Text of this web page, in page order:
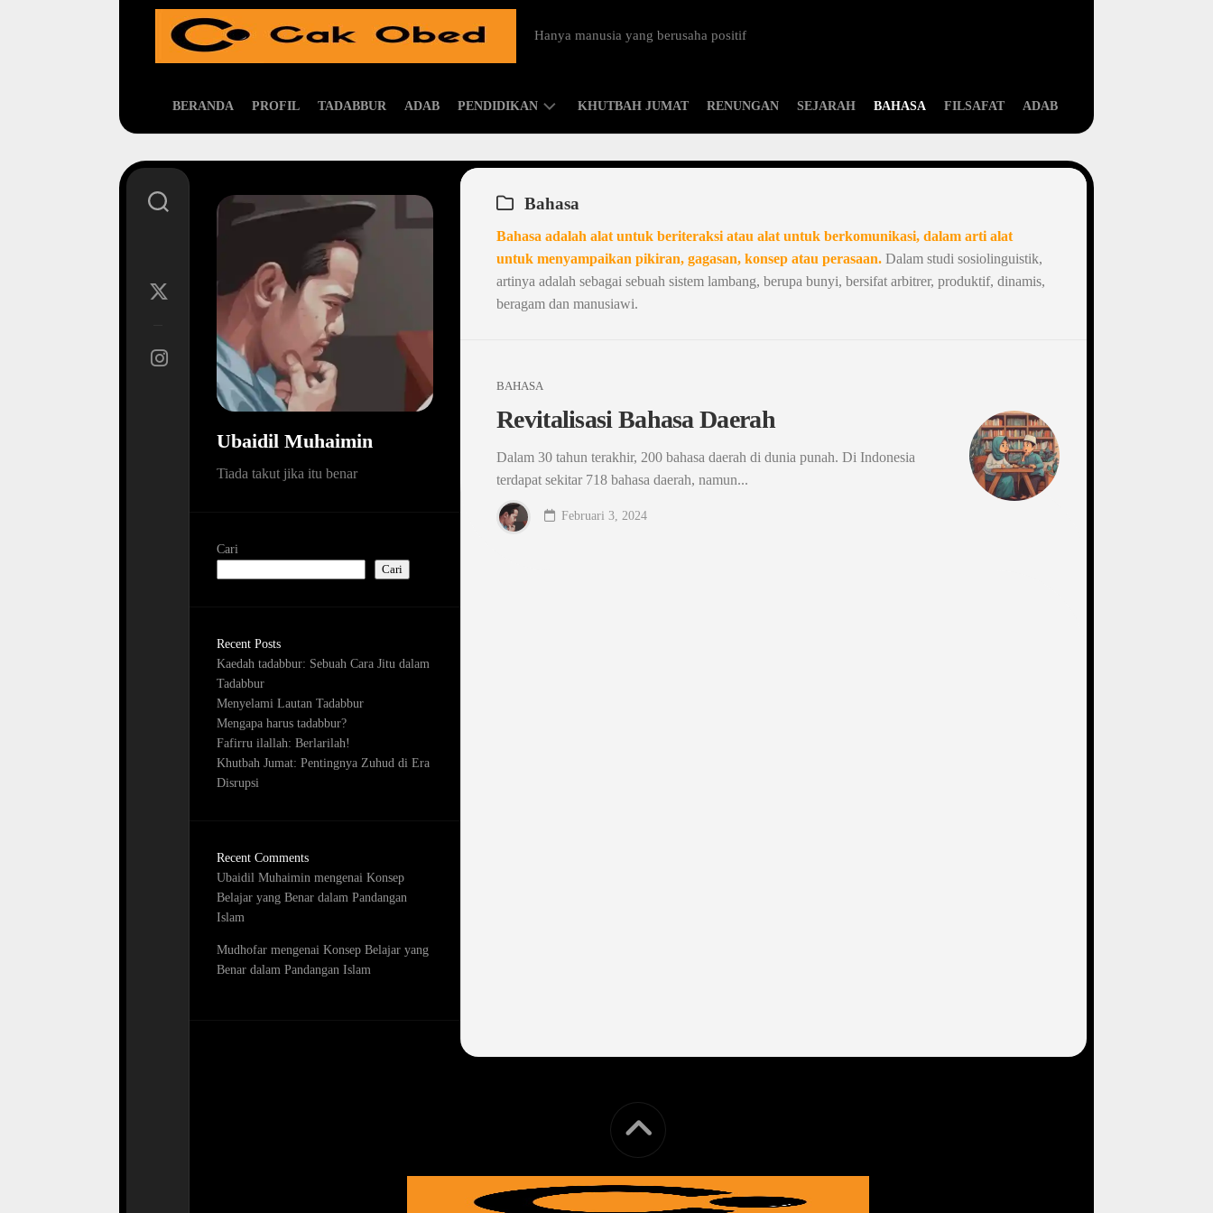
Hanya manusia yang berusaha positif
BERANDA PROFIL TADABBUR ADAB PENDIDIKAN
ISLAMIC
KHUTBAH JUMAT RENUNGAN SEJARAH BAHASA FILSAFAT ADAB
Bahasa
Bahasa adalah alat untuk beriteraksi atau alat untuk berkomunikasi, dalam arti alat
untuk menyampaikan pikiran, gagasan, konsep atau perasaan. Dalam studi sosiolinguistik,
artinya adalah sebagai sebuah sistem lambang, berupa bunyi, bersifat arbitrer, produktif, dinamis,
beragam dan manusiawi.
BAHASA
Revitalisasi Bahasa Daerah
Dalam 30 tahun terakhir, 200 bahasa daerah di dunia punah. Di Indonesia
terdapat sekitar 718 bahasa daerah, namun...
Februari 3, 2024
Ubaidil Muhaimin
Tiada takut jika itu benar
Cari
Cari
Recent Posts
Kaedah tadabbur: Sebuah Cara Jitu dalam
Tadabbur
Menyelami Lautan Tadabbur
Mengapa harus tadabbur?
Fafirru ilallah: Berlarilah!
Khutbah Jumat: Pentingnya Zuhud di Era
Disrupsi
Recent Comments
Ubaidil Muhaimin mengenai Konsep
Belajar yang Benar dalam Pandangan
Islam
Mudhofar mengenai Konsep Belajar yang
Benar dalam Pandangan Islam